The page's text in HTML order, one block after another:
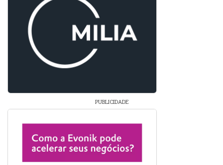
PUBLICIDADE